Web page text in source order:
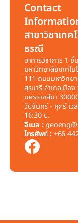
Contact
สาขาวิชาเทค
ธรณี
อาคารวิชาการ 1 ชั้
มหาวิทยาลัยเทคโน
111 ถนนมหาวิทย
สุรนารี อำเภอเมือ
นครราชสีมา
วันจันทร์ - ศุกร์ เว
16:30 น.
อีเมล :
โทรศัพท์ :+66